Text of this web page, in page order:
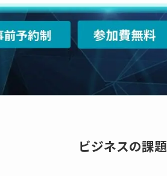
ビジネスの課